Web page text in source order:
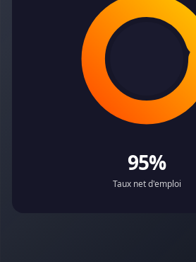
95%
Taux net d'emploi